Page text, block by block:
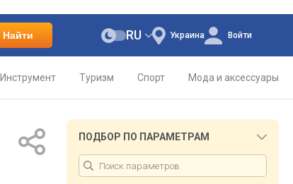
Найти Украина
RU Войти
Инструмент Туризм Спорт Мода и аксессуары
ПОДБОР ПО ПАРАМЕТРАМ